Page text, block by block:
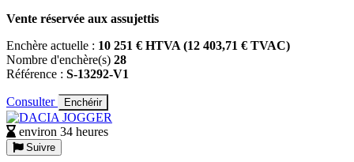
Vente réservée aux assujettis
Enchère actuelle : 10 251 € HTVA (12 403,71 € TVAC)
Nombre d'enchère(s) 28
Référence : S-13292-V1
Consulter Enchérir
environ 34 heures
Suivre